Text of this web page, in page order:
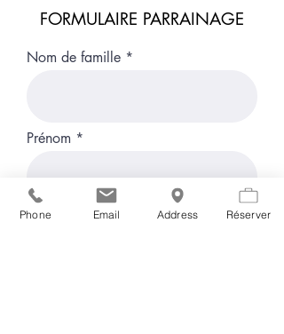
FORMULAIRE PARRAINAGE
Nom de famille
Prénom
E-mail
Phone Email Address Réserver